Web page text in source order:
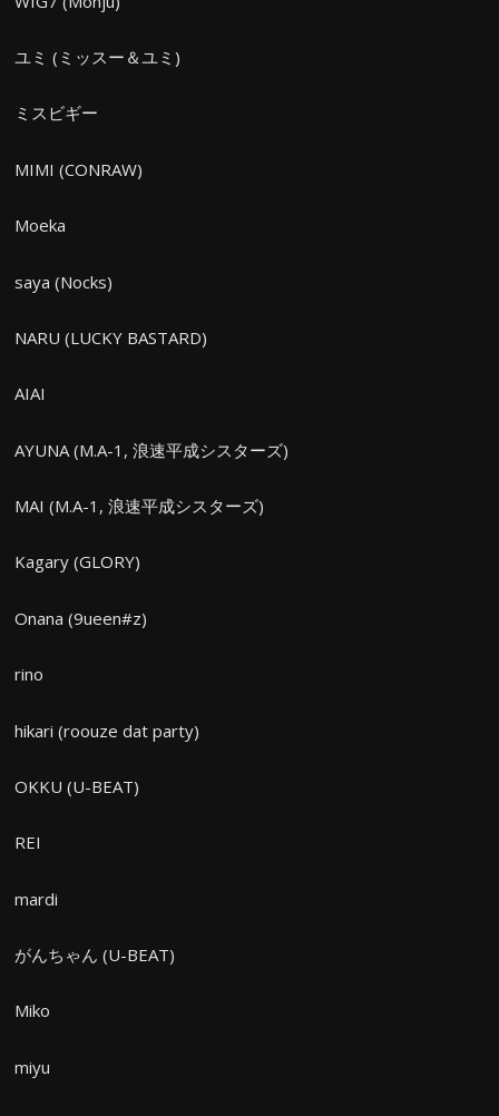
ユミ (ミッスー＆ユミ)
ミスビギー
MIMI (CONRAW)
Moeka
saya (Nocks)
NARU (LUCKY BASTARD)
AIAI
AYUNA (M.A-1, 浪速平成シスターズ)
MAI (M.A-1, 浪速平成シスターズ)
Kagary (GLORY)
Onana (9ueen#z)
rino
hikari (roouze dat party)
OKKU (U-BEAT)
REI
mardi
がんちゃん (U-BEAT)
Miko
miyu